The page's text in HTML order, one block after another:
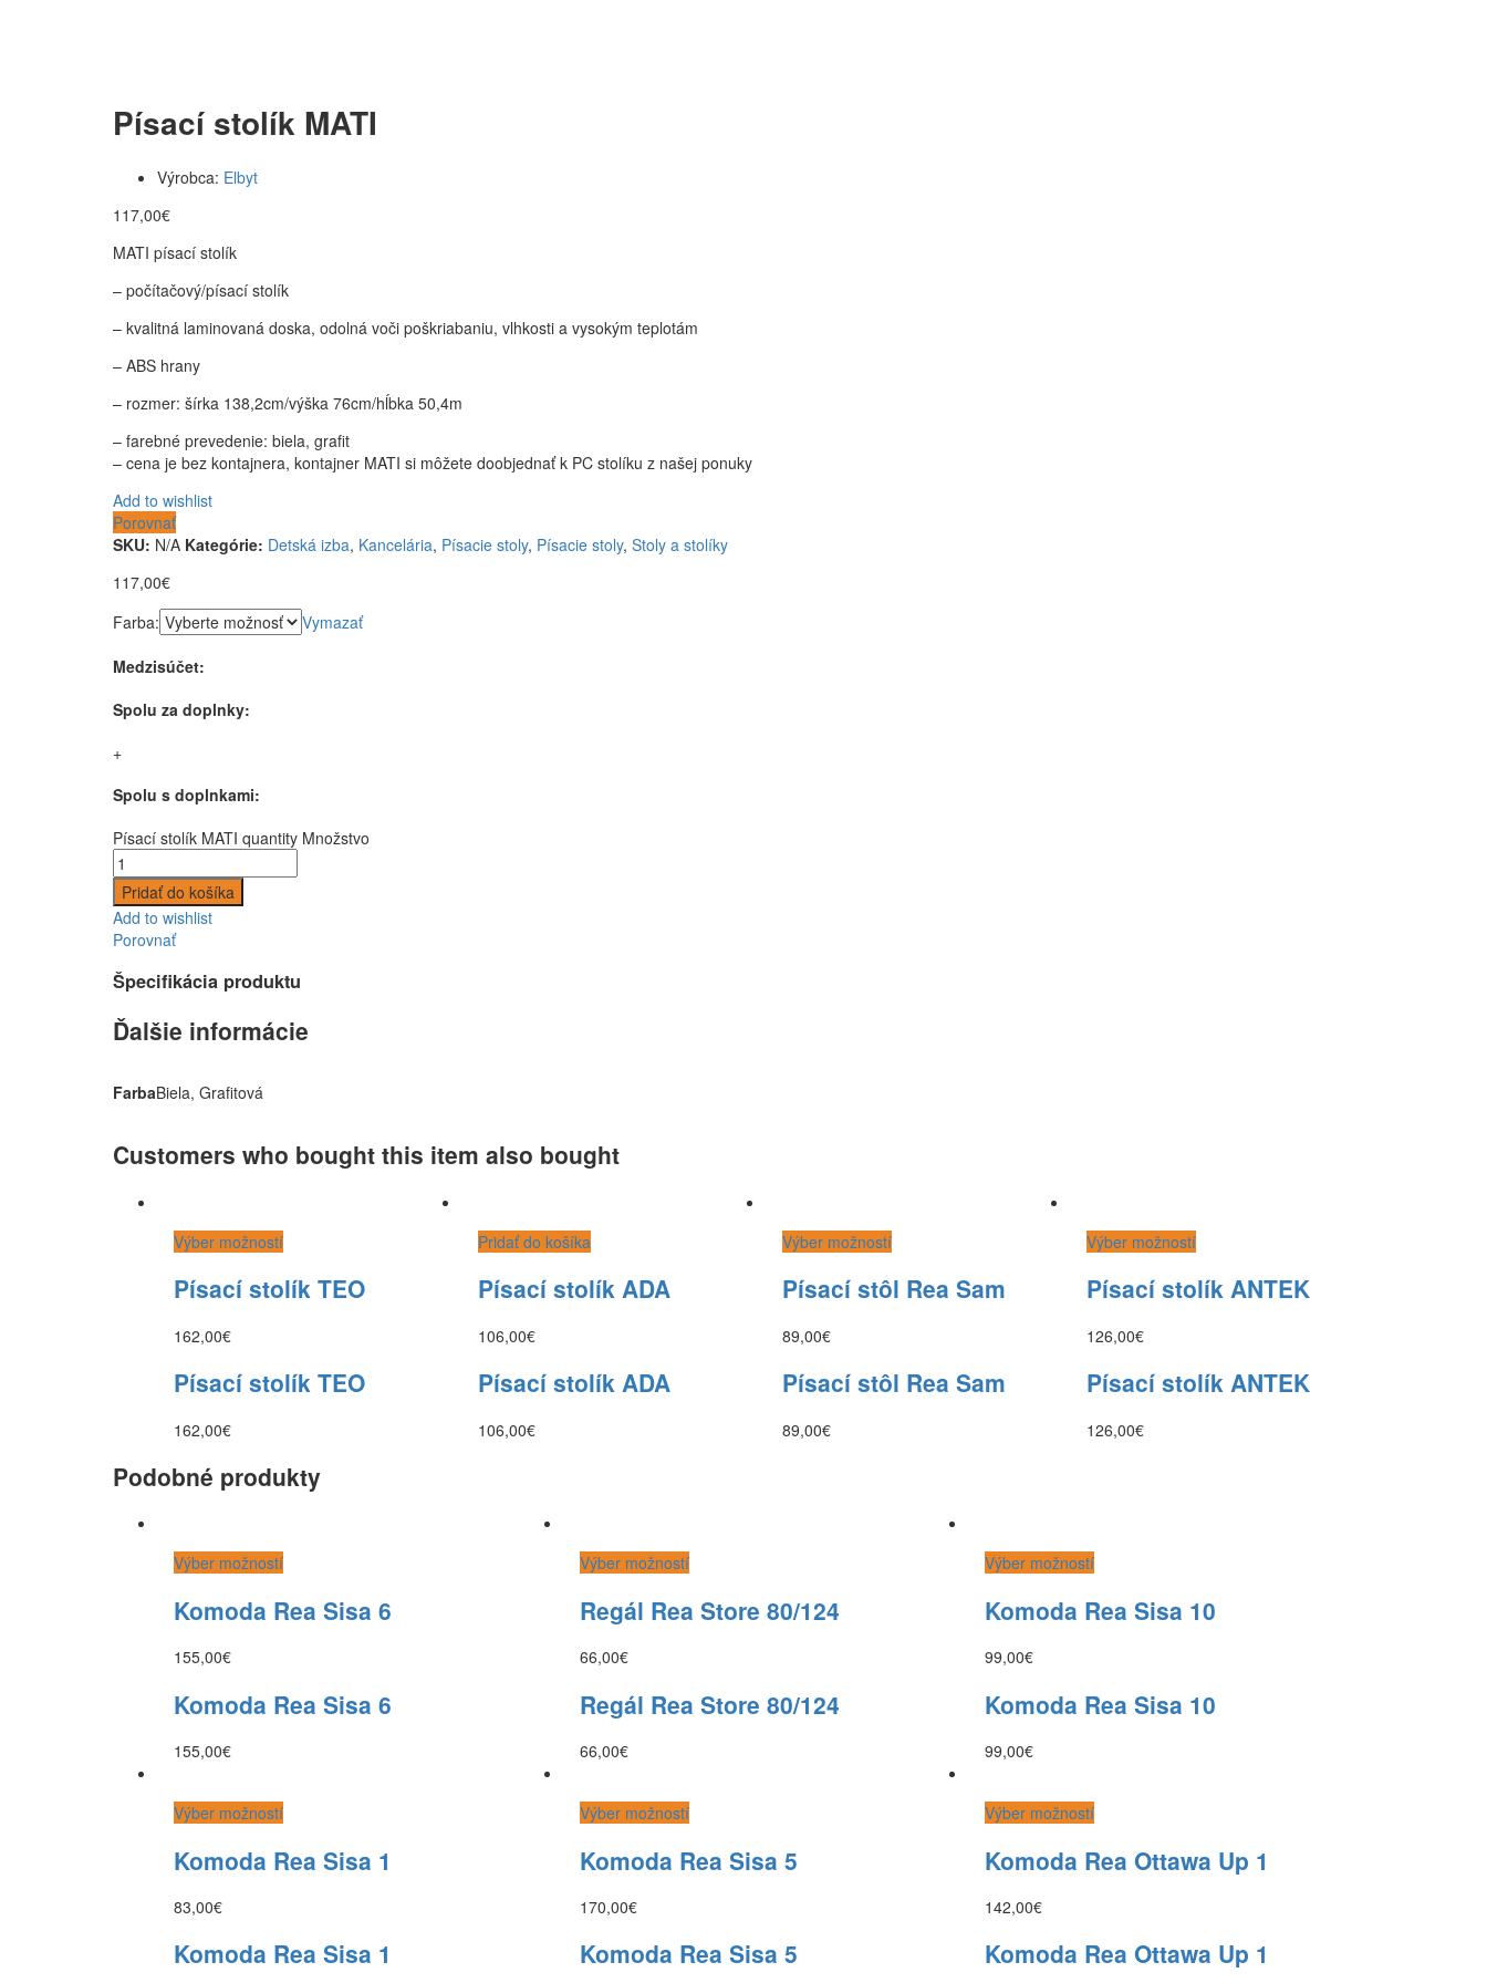
Písací stolík MATI
Výrobca: Elbyt
117,00€
MATI písací stolík
– počítačový/písací stolík
– kvalitná laminovaná doska, odolná voči poškriabaniu, vlhkosti a vysokým teplotám
– ABS hrany
– rozmer: šírka 138,2cm/výška 76cm/hĺbka 50,4m
– farebné prevedenie: biela, grafit
– cena je bez kontajnera, kontajner MATI si môžete doobjednať k PC stolíku z našej ponuky
Add to wishlist
Porovnať
SKU: N/A Kategórie: Detská izba, Kancelária, Písacie stoly, Písacie stoly, Stoly a stolíky
117,00€
Farba:
Vymazať
Medzisúčet:
Spolu za doplnky:
+
Spolu s doplnkami:
Písací stolík MATI quantity Množstvo
Pridať do košíka
Add to wishlist
Porovnať
Špecifikácia produktu
Ďalšie informácie
FarbaBiela, Grafitová
Customers who bought this item also bought
Výber možností
Písací stolík TEO
162,00€
Písací stolík TEO
162,00€
Pridať do košíka
Písací stolík ADA
106,00€
Písací stolík ADA
106,00€
Výber možností
Písací stôl Rea Sam
89,00€
Písací stôl Rea Sam
89,00€
Výber možností
Písací stolík ANTEK
126,00€
Písací stolík ANTEK
126,00€
Podobné produkty
Výber možností
Komoda Rea Sisa 6
155,00€
Komoda Rea Sisa 6
155,00€
Výber možností
Regál Rea Store 80/124
66,00€
Regál Rea Store 80/124
66,00€
Výber možností
Komoda Rea Sisa 10
99,00€
Komoda Rea Sisa 10
99,00€
Výber možností
Komoda Rea Sisa 1
83,00€
Komoda Rea Sisa 1
Výber možností
Komoda Rea Sisa 5
170,00€
Komoda Rea Sisa 5
Výber možností
Komoda Rea Ottawa Up 1
142,00€
Komoda Rea Ottawa Up 1